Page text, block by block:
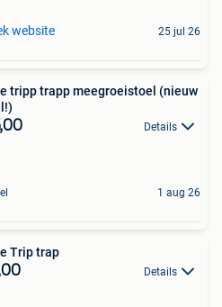
website 25 jul 26
tripp trapp meegroeistoel (nieuw
Details
1 aug 26
Trip trap
Details